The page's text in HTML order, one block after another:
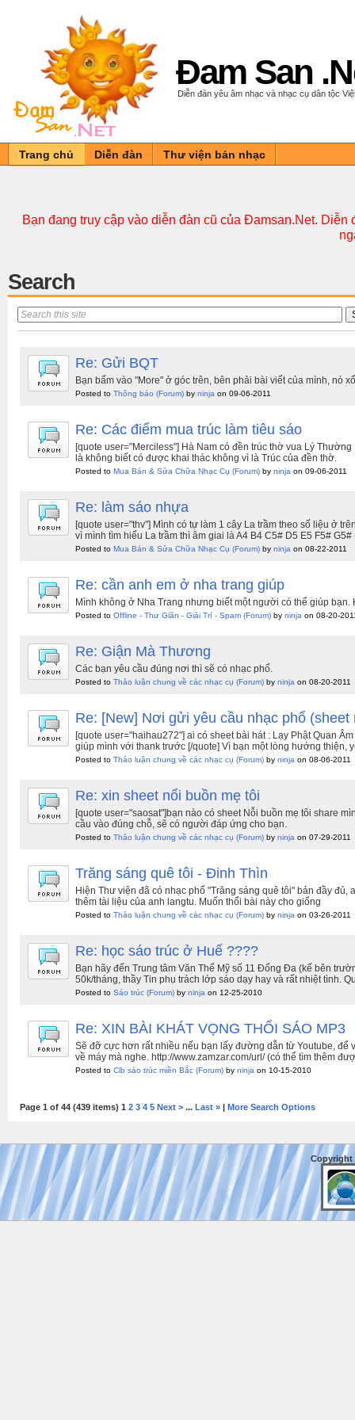
Đam San
Diễn đàn yêu âm nhạc và nhạc cụ dân tộc
Trang chủ Diễn đàn Thư viện bản nhạc
Bạn đang truy cập vào diễn đàn cũ của Đamsan.Net.
Search
Re: Gửi BQT
Bạn bấm vào "More" ở góc trên, bên phải bài viết của mình, nó
Posted to Thông báo (Forum) by ninja on 09-06-2011
Re: Các điểm mua trúc làm tiêu sáo
[quote user="Merciless"] Hà Nam có đền trúc thờ vua Lý
là không biết có được khai thác không vì là Trúc của đền thờ.
Posted to Mua Bán & Sửa Chữa Nhạc Cụ (Forum) by ninja on 09-06-2011
Re: làm sáo nhựa
[quote user="thv"] Mình có tự làm 1 cây La trầm theo số liệu ở
vì mình tìm hiểu La trầm thì âm giai là A4 B4 C5# D5 E5 F5#
Posted to Mua Bán & Sửa Chữa Nhạc Cụ (Forum) by ninja on 08-22-2011
Re: cần anh em ở nha trang giúp
Mình không ở Nha Trang nhưng biết một người có thể giúp bạn.
Posted to Offline - Thư Giãn - Giải Trí - Spam (Forum) by ninja on 08-20-
Re: Giận Mà Thương
Các bạn yêu cầu đúng nơi thì sẽ có nhạc phổ.
Posted to Thảo luận chung về các nhạc cụ (Forum) by ninja on 08-20-2011
Re: [New] Nơi gửi yêu cầu nhạc phổ (sheet
[quote user="haihau272"] ai có sheet bài hát : Lạy Phật Quan
giúp mình với thank trước [/quote] Vì bạn một lòng hướng thiện,
Posted to Thảo luận chung về các nhạc cụ (Forum) by ninja on 08-06-2011
Re: xin sheet nổi buồn mẹ tôi
[quote user="saosat"]bạn nào có sheet Nỗi buồn mẹ tôi share
cầu vào đúng chỗ, sẽ có người đáp ứng cho bạn.
Posted to Thảo luận chung về các nhạc cụ (Forum) by ninja on 07-29-2011
Trăng sáng quê tôi - Đinh Thìn
Hiện Thư viện đã có nhạc phổ "Trăng sáng quê tôi" bản đầy
thêm tài liệu của anh langtu. Muốn thổi bài này cho giống
Posted to Thảo luận chung về các nhạc cụ (Forum) by ninja on 03-26-2011
Re: học sáo trúc ở Huế ????
Bạn hãy đến Trung tâm Văn Thể Mỹ số 11 Đống Đa (kế bên
50k/tháng, thầy Tin phụ trách lớp sáo dạy hay và rất nhiệt tình.
Posted to Sáo trúc (Forum) by ninja on 12-25-2010
Re: XIN BÀI KHÁT VỌNG THỔI SÁO MP3
Sẽ đỡ cực hơn rất nhiều nếu bạn lấy đường dẫn từ Youtube, để
về máy mà nghe. http://www.zamzar.com/url/ (có thể tìm thêm
Posted to Clb sáo trúc miền Bắc (Forum) by ninja on 10-15-2010
Page 1 of 44 (439 items) 1 2 3 4 5 Next > ... Last » More Search Options
Copyright